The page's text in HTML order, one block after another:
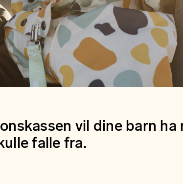
vil dine barn ha
falle fra.